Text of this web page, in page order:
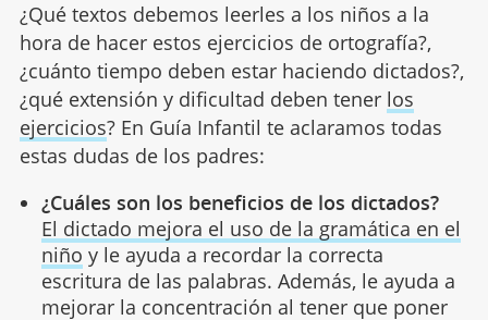
¿Qué textos debemos leerles a los niños a la
hora de hacer estos ejercicios de ortografía?,
¿cuánto tiempo deben estar haciendo dictados?,
¿qué extensión y dificultad deben tener los
ejercicios? En Guía Infantil te aclaramos todas
estas dudas de los padres:
¿Cuáles son los beneficios de los dictados?
El dictado mejora el uso de la gramática en el
niño y le ayuda a recordar la correcta
escritura de las palabras. Además, le ayuda a
mejorar la concentración al tener que poner